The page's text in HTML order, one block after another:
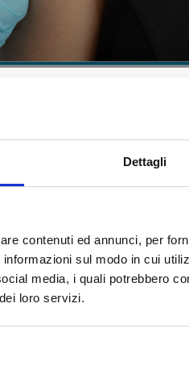
Dettagli
contenuti ed annunci, per
sul modo in cui
media, i quali potrebbero
loro servizi.
per chi ha
di sorta, dato che non
Tuttavia, per